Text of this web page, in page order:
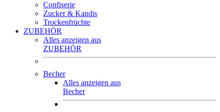
Confiserie
Zucker & Kandis
Trockenfrüchte
ZUBEHÖR
Alles anzeigen aus
ZUBEHÖR
Becher
Alles anzeigen aus
Becher